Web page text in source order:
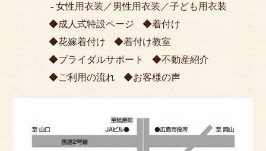
女性用衣装 ／男性用衣装 ／子ども用衣装
成人式特設ページ
着付け
花嫁着付け
着付け教室
ブライダルサポート
不動産紹介
ご利用の流れ
お客様の声